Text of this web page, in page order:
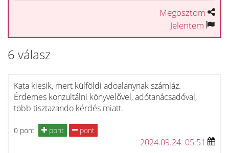
Megosztom
Jelentem
6 válasz
Kata kiesik, mert külföldi adoalanynak számláz.
Érdemes konzultálni könyvelővel, adótanácsadóval,
több tisztazando kérdés miatt.
0 pont pont pont
2024.09.24. 05:51